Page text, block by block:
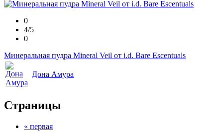
0
4/5
0
Минеральная пудра Mineral Veil от i.d. Bare Escentuals
Дона Амура
Страницы
« первая